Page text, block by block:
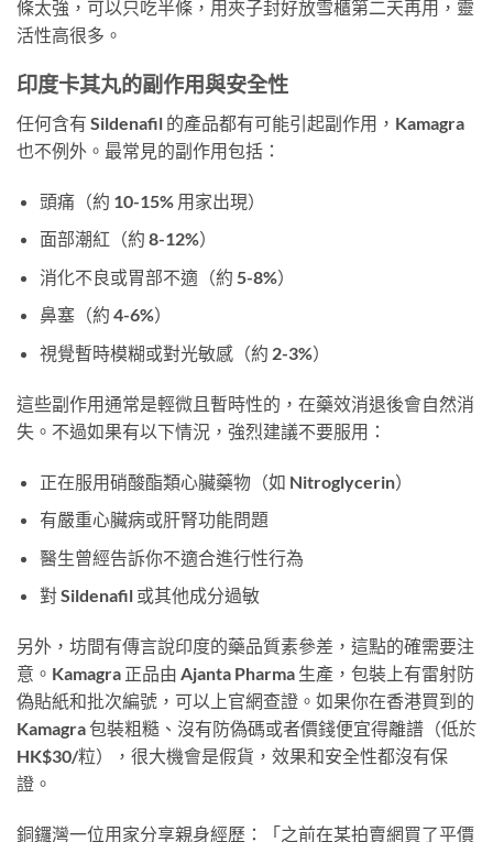
條太強，可以只吃半條，用夾子封好放雪櫃第二天再用，靈
活性高很多。
印度卡其丸的副作用與安全性
任何含有 Sildenafil 的產品都有可能引起副作用，Kamagra
也不例外。最常見的副作用包括：
頭痛（約 10-15% 用家出現）
面部潮紅（約 8-12%）
消化不良或胃部不適（約 5-8%）
鼻塞（約 4-6%）
視覺暫時模糊或對光敏感（約 2-3%）
這些副作用通常是輕微且暫時性的，在藥效消退後會自然消
失。不過如果有以下情況，強烈建議不要服用：
正在服用硝酸酯類心臟藥物（如 Nitroglycerin）
有嚴重心臟病或肝腎功能問題
醫生曾經告訴你不適合進行性行為
對 Sildenafil 或其他成分過敏
另外，坊間有傳言說印度的藥品質素參差，這點的確需要注
意。Kamagra 正品由 Ajanta Pharma 生產，包裝上有雷射防
偽貼紙和批次編號，可以上官網查證。如果你在香港買到的
Kamagra 包裝粗糙、沒有防偽碼或者價錢便宜得離譜（低於
HK$30/粒），很大機會是假貨，效果和安全性都沒有保
證。
銅鑼灣一位用家分享親身經歷：「之前在某拍賣網買了平價